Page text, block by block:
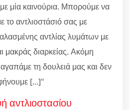
μία καινούρια. Μπορούμε να
το αντλιοστάσιό σας με
αντλίας λυμάτων με
μακράς διαρκείας. Ακόμη
τη δουλειά μας και δεν
[...]"
αντλιοστασίου